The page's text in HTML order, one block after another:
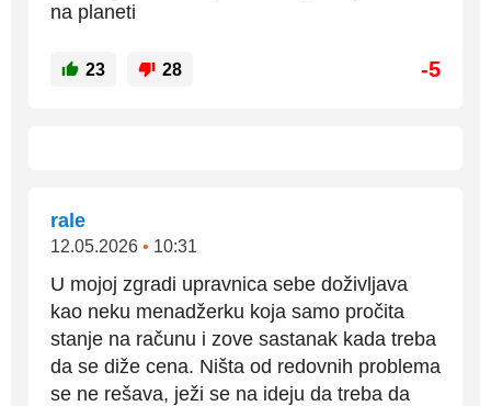
na planeti
23 28 -5
rale
12.05.2026 • 10:31
U mojoj zgradi upravnica sebe doživljava
kao neku menadžerku koja samo pročita
stanje na računu i zove sastanak kada treba
da se diže cena. Ništa od redovnih problema
se ne rešava, ježi se na ideju da treba da